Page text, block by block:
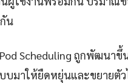
น
Pod Scheduling ถูกพัฒนา
มาให้ยืดหยุ่นและขยายตัว